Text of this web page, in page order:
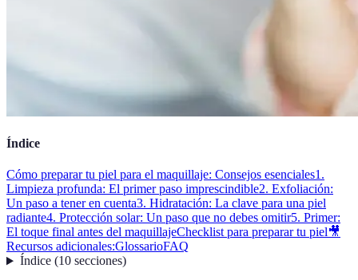
Índice
Cómo preparar tu piel para el maquillaje: Consejos esenciales1.
Limpieza profunda: El primer paso imprescindible2. Exfoliación:
Un paso a tener en cuenta3. Hidratación: La clave para una piel
radiante4. Protección solar: Un paso que no debes omitir5. Primer:
El toque final antes del maquillajeChecklist para preparar tu piel🎥
Recursos adicionales:GlossarioFAQ
Índice(10 secciones)